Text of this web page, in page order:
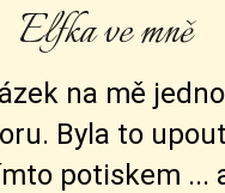
Elfka ve mně
na mě
Byla to
potiskem ...